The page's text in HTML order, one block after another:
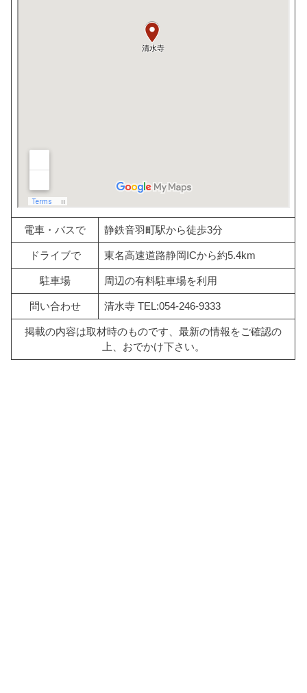
電車・バスで 静鉄音羽町駅から徒歩3分
ドライブで 東名高速道路静岡ICから約5.4km
駐車場 周辺の有料駐車場を利用
問い合わせ 清水寺 TEL:054-246-9333
掲載の内容は取材時のものです、最新の情報をご確認の
上、おでかけ下さい。